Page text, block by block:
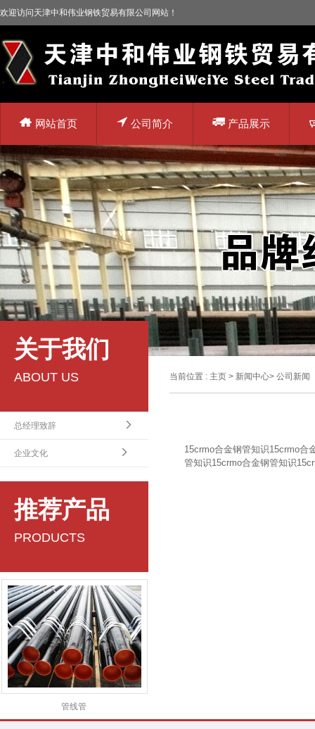
欢迎访问天津中和伟业钢铁贸易有限公司网站！
网站首页 公司简介 产品展示
关于我们
ABOUT US
总经理致辞
企业文化
推荐产品
PRODUCTS
管线管
当前位置 : 主页 > 新闻中心> 公司新闻
15crmo合金钢管知识15crmo合
管知识15crmo合金钢管知识